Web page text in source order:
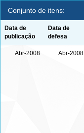
Conjunto de itens:
Data de
publicação
Data de
defesa
Abr-2008 Abr-2008